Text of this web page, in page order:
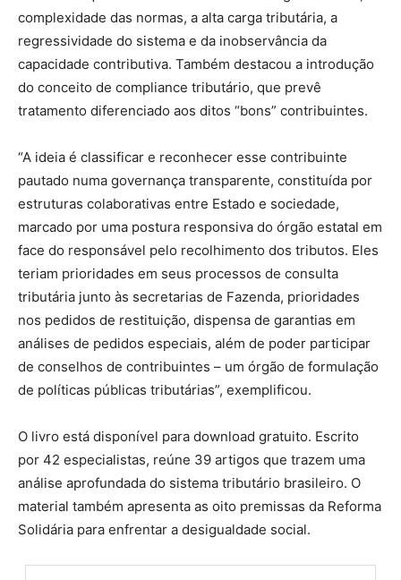
complexidade das normas, a alta carga tributária, a
regressividade do sistema e da inobservância da
capacidade contributiva. Também destacou a introdução
do conceito de compliance tributário, que prevê
tratamento diferenciado aos ditos “bons” contribuintes.
“A ideia é classificar e reconhecer esse contribuinte
pautado numa governança transparente, constituída por
estruturas colaborativas entre Estado e sociedade,
marcado por uma postura responsiva do órgão estatal em
face do responsável pelo recolhimento dos tributos. Eles
teriam prioridades em seus processos de consulta
tributária junto às secretarias de Fazenda, prioridades
nos pedidos de restituição, dispensa de garantias em
análises de pedidos especiais, além de poder participar
de conselhos de contribuintes – um órgão de formulação
de políticas públicas tributárias”, exemplificou.
O livro está disponível para download gratuito. Escrito
por 42 especialistas, reúne 39 artigos que trazem uma
análise aprofundada do sistema tributário brasileiro. O
material também apresenta as oito premissas da Reforma
Solidária para enfrentar a desigualdade social.